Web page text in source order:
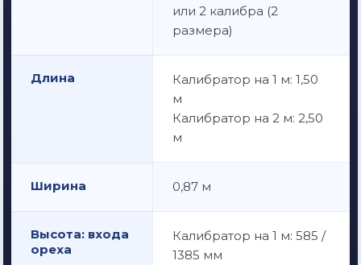
или 2 калибра (2
размера)
Длина
Калибратор на 1 м: 1,50
м
Калибратор на 2 м: 2,50
м
Ширина 0,87 м
Высота: входа
ореха
Калибратор на 1 м: 585 /
1385 мм